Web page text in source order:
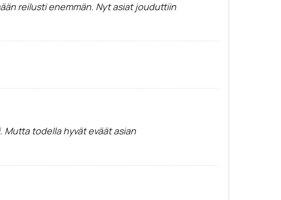
reilusti enemmän. Nyt asiat jouduttiin
todella hyvät eväät asian